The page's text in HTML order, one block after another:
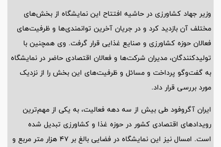
وزیر جهاد کشاورزی در حاشیه افتتاح این نمایشگاه از بخش‌های
مختلف آن بازدید کرد و در جریان آخرین توانمندی‌ها و ظرفیت‌های
فعالان حوزه کشاورزی و صنایع غذایی قرار گرفت. وی همچنین با
تولیدکنندگان، مدیران شرکت‌ها و فعالان اقتصادی حاضر در نمایشگاه
به گفت‌وگو پرداخت و مسائل و ظرفیت‌های این بخش را از نزدیک
مورد بررسی قرار داد.
ایران آگروفود طی بیش از سه دهه فعالیت، به یکی از مهم‌ترین
رویدادهای اقتصادی کشور در حوزه غذا و کشاورزی تبدیل شده
است. امسال نیز این نمایشگاه در فضایی بالغ بر 47 هزار متر مربع و